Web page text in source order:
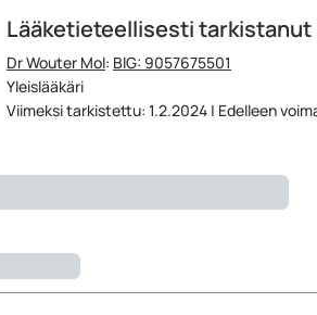
Lääketieteellisesti tarkistanut
Dr Wouter Mol: BIG: 9057675501
Yleislääkäri
Viimeksi tarkistettu: 1.2.2024 | Edelleen